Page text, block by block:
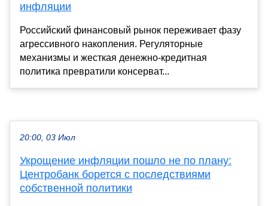
инфляции
Российский финансовый рынок переживает фазу
агрессивного накопления. Регуляторные
механизмы и жесткая денежно-кредитная
политика превратили консерват...
20:00, 03 Июл
Укрощение инфляции пошло не по плану:
Центробанк борется с последствиями
собственной политики